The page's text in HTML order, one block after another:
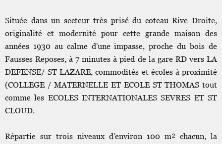
Située dans un secteur très prisé du coteau Rive Droite,
originalité et modernité pour cette grande maison des
années 1930 au calme d'une impasse, proche du bois de
Fausses Reposes, à 7 minutes à pied de la gare RD vers LA
DEFENSE/ ST LAZARE, commodités et écoles à proximité
(COLLEGE / MATERNELLE ET ECOLE ST THOMAS tout
comme les ECOLES INTERNATIONALES SEVRES ET ST
CLOUD.
Répartie sur trois niveaux d'environ 100 m² chacun, la